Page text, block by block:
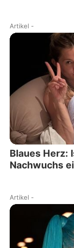
Artikel -
Blaues Herz:
Nachwuchs
Artikel -